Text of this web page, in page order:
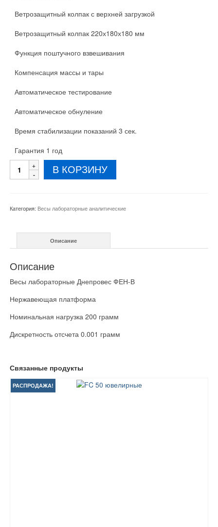
Ветрозащитный колпак с верхней загрузкой
Ветрозащитный колпак 220х180х180 мм
Функция поштучного взвешивания
Компенсация массы и тары
Автоматическое тестирование
Автоматическое обнуление
Время стабилизации показаний 3 сек.
Гарантия 1 год
Количество
товара
ФЕН-
200
В КОРЗИНУ
Категория: Весы лабораторные аналитические
Описание
Описание
Весы лабораторные Днепровес ФЕН-В
Нержавеющая платформа
Номинальная нагрузка 200 грамм
Дискретность отсчета 0.001 грамм
Связанные продукты
РАСПРОДАЖА!